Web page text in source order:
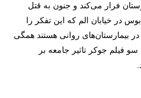
فرار می‌کند و جنون به قتل
در خیابان الم که این تفکر را
بیمارستان‌های روانی هستند همگی
فیلم جوکر تاثیر جامعه بر